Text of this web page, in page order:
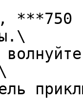
***750